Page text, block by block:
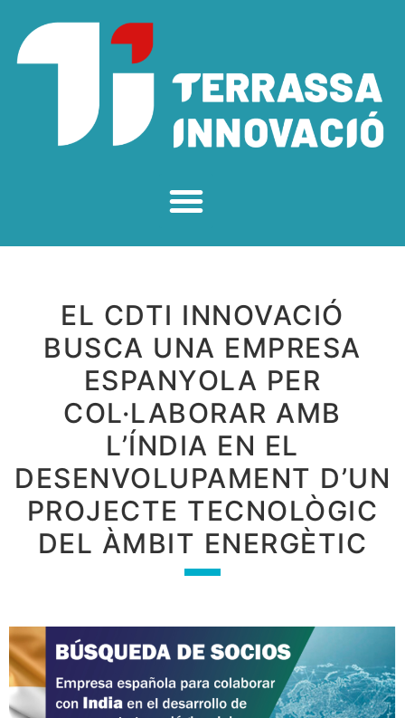
EL CDTI INNOVACIÓ
BUSCA UNA EMPRESA
ESPANYOLA PER
COL·LABORAR AMB
L’ÍNDIA EN EL
DESENVOLUPAMENT D’UN
PROJECTE TECNOLÒGIC
DEL ÀMBIT ENERGÈTIC